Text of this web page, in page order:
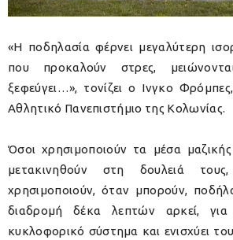
«Η ποδηλασία φέρνει μεγαλύτερη
που προκαλούν στρες,
ξεφεύγει…», τονίζει ο Ινγκο
Αθλητικό Πανεπιστήμιο της Κολωνίας.
Όσοι χρησιμοποιούν τα μέσα
μετακινηθούν στη δουλειά
χρησιμοποιούν, όταν μπορούν,
διαδρομή δέκα λεπτών αρκεί,
κυκλοφορικό σύστημα και ενισχύει